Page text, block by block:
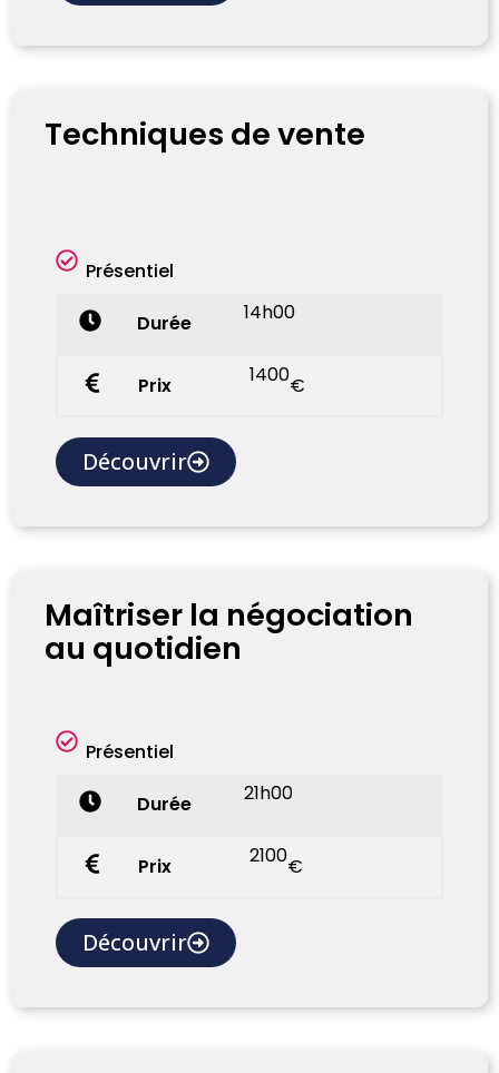
Techniques de vente
Présentiel
Durée 14h00
Prix 1400€
Découvrir
Maîtriser la négociation
au quotidien
Présentiel
Durée 21h00
Prix 2100€
Découvrir